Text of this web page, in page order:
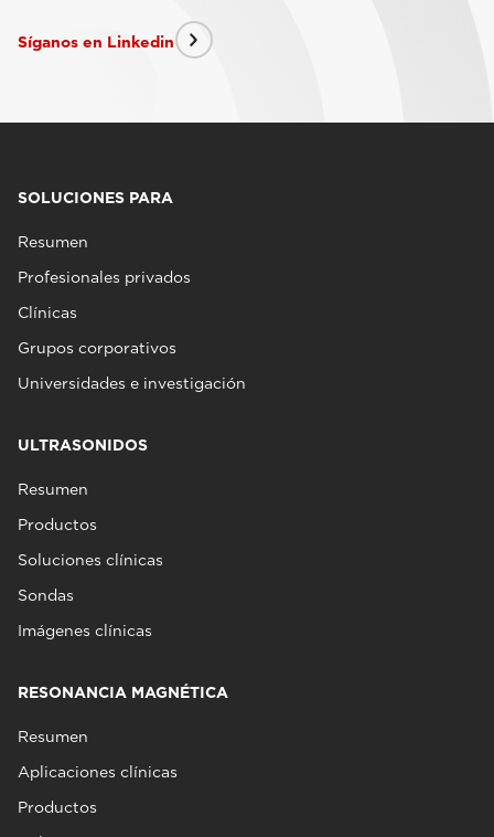
Síganos en Linkedin
SOLUCIONES PARA
Resumen
Profesionales privados
Clínicas
Grupos corporativos
Universidades e investigación
ULTRASONIDOS
Resumen
Productos
Soluciones clínicas
Sondas
Imágenes clínicas
RESONANCIA MAGNÉTICA
Resumen
Aplicaciones clínicas
Productos